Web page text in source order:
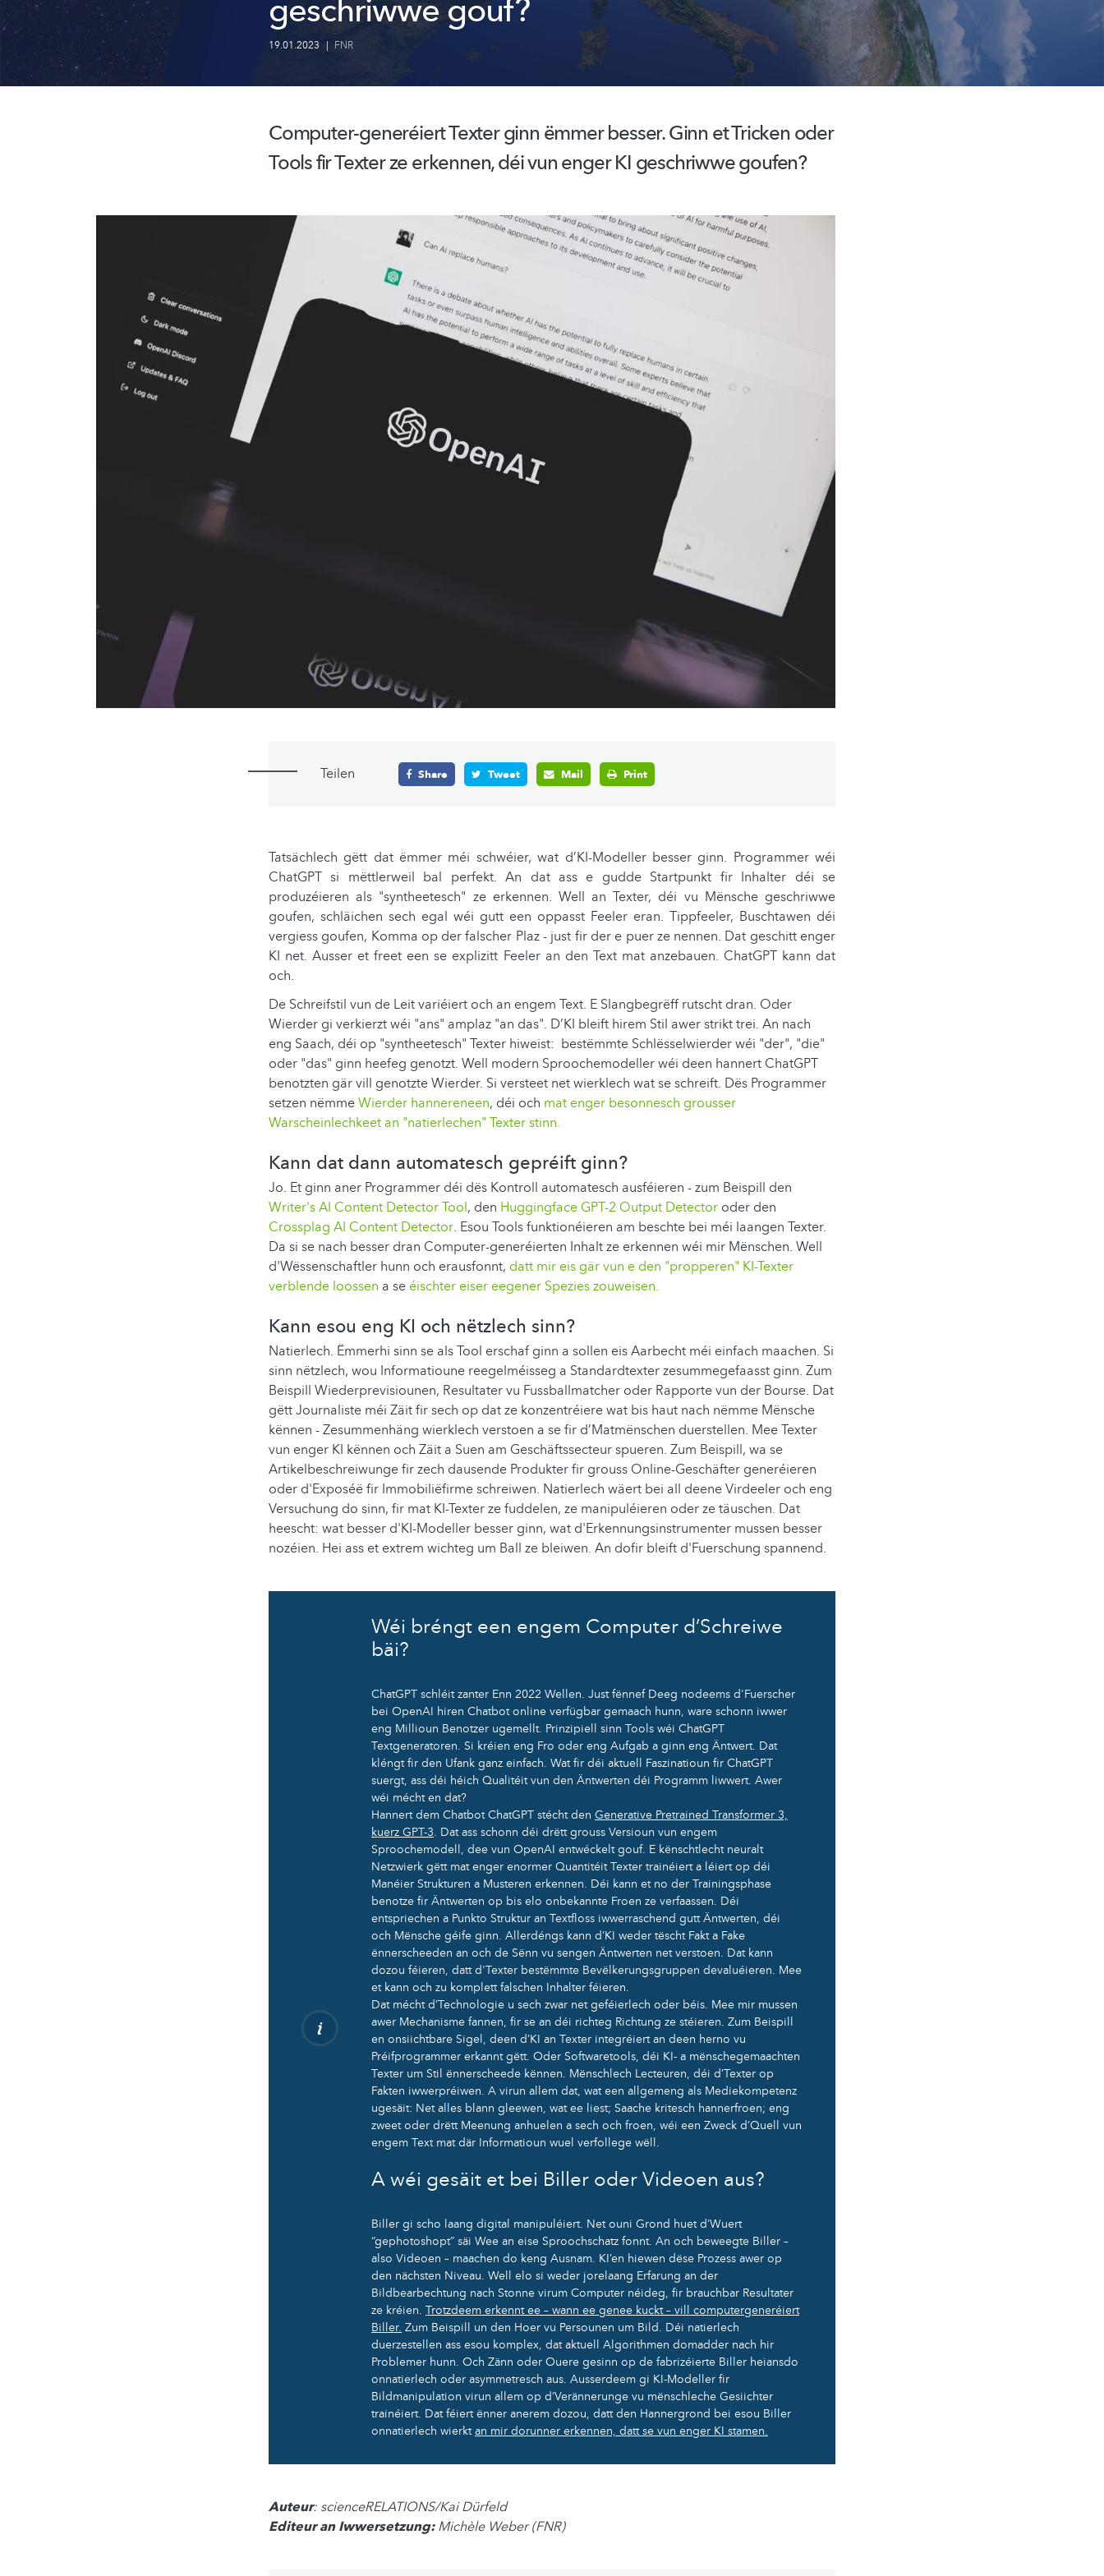
geschriwwe gouf?
19.01.2023 | FNR
Computer-generéiertTexter ginn ëmmer besser. Ginn et Tricken oder
Tools fir Texter ze erkennen, déi vun enger KI geschriwwe goufen?
Teilen Share Tweet Mail Print
Tatsächlech gëtt dat ëmmer méi schwéier, wat d’KI-Modeller besser ginn. Programmer wéi
ChatGPT si mëttlerweil bal perfekt. An dat ass e gudde Startpunkt fir Inhalter déi se
produzéieren als "syntheetesch" ze erkennen. Well an Texter, déi vu Mënsche geschriwwe
goufen, schläichen sech egal wéi gutt een oppasst Feeler eran. Tippfeeler, Buschtawen déi
vergiess goufen, Komma op der falscher Plaz - just fir der e puer ze nennen. Dat geschitt enger
KI net. Ausser et freet een se explizitt Feeler an den Text mat anzebauen. ChatGPT kann dat
och.
De Schreifstil vun de Leit variéiert och an engem Text. E Slangbegrëff rutscht dran. Oder
Wierder gi verkierzt wéi "ans" amplaz "an das". D’KI bleift hirem Stil awer strikt trei. An nach
eng Saach, déi op "syntheetesch" Texter hiweist: bestëmmte Schlësselwierder wéi "der", "die"
oder "das" ginn heefeg genotzt. Well modern Sproochemodeller wéi deen hannert ChatGPT
benotzten gär vill genotzte Wierder. Si versteet net wierklech wat se schreift. Dës Programmer
setzen nëmmeWierder hannereneen, déi och mat enger besonnesch grousser
Warscheinlechkeet an "natierlechen" Texter stinn.
Kann dat dann automatesch gepréift ginn?
Jo. Et ginn aner Programmer déi dës Kontroll automatesch ausféieren - zum Beispill den
Writer's AI Content Detector Tool, den Huggingface GPT-2 Output Detector oder den
Crossplag AI Content Detector. Esou Tools funktionéieren am beschte bei méi laangen Texter.
Da si se nach besser dran Computer-generéierten Inhalt ze erkennen wéi mir Mënschen. Well
d'Wëssenschaftler hunn och erausfonnt, datt mir eis gär vun e den "propperen" KI-Texter
verblende loossen a se éischter eiser eegener Spezies zouweisen.
Kann esou eng KI och nëtzlech sinn?
Natierlech. Ëmmerhi sinn se als Tool erschaf ginn a sollen eis Aarbecht méi einfach maachen. Si
sinn nëtzlech, wou Informatioune reegelméisseg a Standardtexter zesummegefaasst ginn. Zum
Beispill Wiederprevisiounen, Resultater vu Fussballmatcher oder Rapporte vun der Bourse. Dat
gëtt Journaliste méi Zäit fir sech op dat ze konzentréiere wat bis haut nach nëmme Mënsche
kënnen - Zesummenhäng wierklech verstoen a se fir d’Matmënschen duerstellen. Mee Texter
vun enger KI kënnen och Zäit a Suen am Geschäftssecteur spueren. Zum Beispill, wa se
Artikelbeschreiwunge fir zech dausende Produkter fir grouss Online-Geschäfter generéieren
oder d'Exposéë fir Immobiliëfirme schreiwen. Natierlech wäert bei all deene Virdeeler och eng
Versuchung do sinn, fir mat KI-Texter ze fuddelen, ze manipuléieren oder ze täuschen. Dat
heescht: wat besser d'KI-Modeller besser ginn, wat d'Erkennungsinstrumenter mussen besser
nozéien. Hei ass et extrem wichteg um Ball ze bleiwen. An dofir bleift d'Fuerschung spannend.
Wéi bréngt een engem Computer d’Schreiwe
bäi?
ChatGPT schléit zanter Enn 2022 Wellen. Just fënnef Deeg nodeems d'Fuerscher
bei OpenAI hiren Chatbot online verfügbar gemaach hunn, ware schonn iwwer
eng Millioun Benotzer ugemellt. Prinzipiell sinn Tools wéi ChatGPT
Textgeneratoren. Si kréien eng Fro oder eng Aufgab a ginn eng Äntwert. Dat
kléngt fir den Ufank ganz einfach. Wat fir déi aktuell Faszinatioun fir ChatGPT
suergt, ass déi héich Qualitéit vun den Äntwerten déi Programm liwwert. Awer
wéi mécht en dat?
Hannert dem Chatbot ChatGPT stécht den Generative Pretrained Transformer 3,
kuerz GPT-3. Dat ass schonn déi drëtt grouss Versioun vun engem
Sproochemodell, dee vun OpenAI entwéckelt gouf. E kënschtlecht neuralt
Netzwierk gëtt mat enger enormer Quantitéit Texter trainéiert a léiert op déi
Manéier Strukturen a Musteren erkennen. Déi kann et no der Trainingsphase
benotze fir Äntwerten op bis elo onbekannte Froen ze verfaassen. Déi
entspriechen a Punkto Struktur an Textfloss iwwerraschend gutt Äntwerten, déi
och Mënsche géife ginn. Allerdéngs kann d’KI weder tëscht Fakt a Fake
ënnerscheeden an och de Sënn vu sengen Äntwerten net verstoen. Dat kann
dozou féieren, datt d'Texter bestëmmte Bevëlkerungsgruppen devaluéieren. Mee
et kann och zu komplett falschen Inhalter féieren.
Dat mécht d’Technologie u sech zwar net geféierlech oder béis. Mee mir mussen
awer Mechanisme fannen, fir se an déi richteg Richtung ze stéieren. Zum Beispill
en onsiichtbare Sigel, deen d’KI an Texter integréiert an deen herno vu
Préifprogrammer erkannt gëtt. Oder Softwaretools, déi KI- a mënschegemaachten
Texter um Stil ënnerscheede kënnen. Mënschlech Lecteuren, déi d’Texter op
Fakten iwwerpréiwen. A virun allem dat, wat een allgemeng als Mediekompetenz
ugesäit: Net alles blann gleewen, wat ee liest; Saache kritesch hannerfroen; eng
zweet oder drëtt Meenung anhuelen a sech och froen, wéi een Zweck d’Quell vun
engem Text mat där Informatioun wuel verfollege wëll.
A wéi gesäit et bei Biller oder Videoen aus?
Biller gi scho laang digital manipuléiert. Net ouni Grond huet d’Wuert
“gephotoshopt” säi Wee an eise Sproochschatz fonnt. An och beweegte Biller –
also Videoen – maachen do keng Ausnam. KI’en hiewen dëse Prozess awer op
den nächsten Niveau. Well elo si weder jorelaang Erfarung an der
Bildbearbechtung nach Stonne virum Computer néideg, fir brauchbar Resultater
ze kréien. Trotzdeem erkennt ee – wann ee genee kuckt – vill computergeneréiert
Biller. Zum Beispill un den Hoer vu Persounen um Bild. Déi natierlech
duerzestellen ass esou komplex, dat aktuell Algorithmen domadder nach hir
Problemer hunn. Och Zänn oder Ouere gesinn op de fabrizéierte Biller heiansdo
onnatierlech oder asymmetresch aus. Ausserdeem gi KI-Modeller fir
Bildmanipulation virun allem op d’Verännerunge vu mënschleche Gesiichter
trainéiert. Dat féiert ënner anerem dozou, datt den Hannergrond bei esou Biller
onnatierlech wierktan mir dorunner erkennen, datt se vun enger KI stamen.
Auteur: scienceRELATIONS/Kai Dürfeld
Editeur an Iwwersetzung:Michèle Weber (FNR)